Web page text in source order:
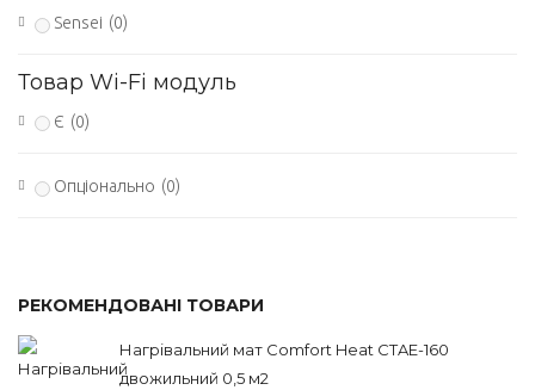
Sensei (0)
Товар Wi-Fi модуль
Є (0)
Опціонально (0)
РЕКОМЕНДОВАНІ ТОВАРИ
Нагрівальний мат Comfort Heat CTAE-160
двожильний 0,5 м2